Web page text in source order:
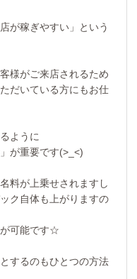
が稼ぎやすい」という
様がご来店されるため
だいている方にもお仕
ように
が重要です(>_<)
料が上乗せされますし
ク自体も上がりますの
が可能です☆
するのもひとつの方法